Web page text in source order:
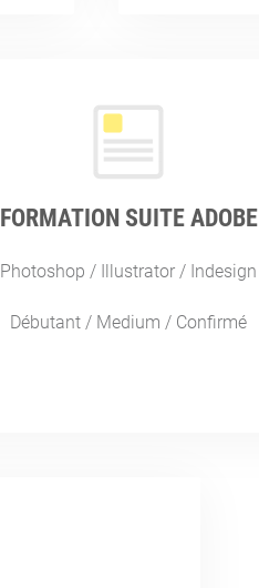
FORMATION SUITE ADOBE
Photoshop / Illustrator / Indesign
Débutant / Medium / Confirmé